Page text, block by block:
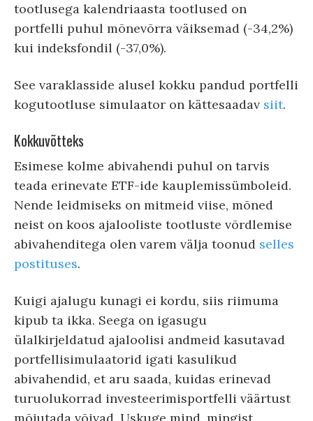
tootlusega kalendriaasta tootlused on
portfelli puhul mõnevõrra väiksemad (-34,2%)
kui indeksfondil (-37,0%).
See varaklasside alusel kokku pandud portfelli
kogutootluse simulaator on kättesaadav siit.
Kokkuvõtteks
Esimese kolme abivahendi puhul on tarvis
teada erinevate ETF-ide kauplemissümboleid.
Nende leidmiseks on mitmeid viise, mõned
neist on koos ajalooliste tootluste võrdlemise
abivahenditega olen varem välja toonud selles
postituses.
Kuigi ajalugu kunagi ei kordu, siis riimuma
kipub ta ikka. Seega on igasugu
ülalkirjeldatud ajaloolisi andmeid kasutavad
portfellisimulaatorid igati kasulikud
abivahendid, et aru saada, kuidas erinevad
turuolukorrad investeerimisportfelli väärtust